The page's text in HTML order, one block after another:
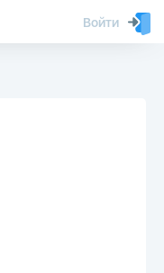
Войти